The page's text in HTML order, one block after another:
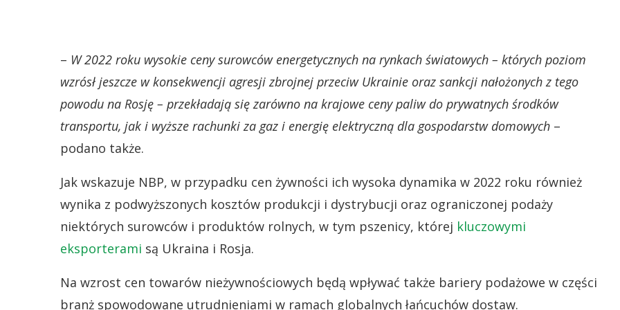
– W 2022 roku wysokie ceny surowców energetycznych na rynkach światowych – których poziom
wzrósł jeszcze w konsekwencji agresji zbrojnej przeciw Ukrainie oraz sankcji nałożonych z tego
powodu na Rosję – przekładają się zarówno na krajowe ceny paliw do prywatnych środków
transportu, jak i wyższe rachunki za gaz i energię elektryczną dla gospodarstw domowych –
podano także.
Jak wskazuje NBP, w przypadku cen żywności ich wysoka dynamika w 2022 roku również
wynika z podwyższonych kosztów produkcji i dystrybucji oraz ograniczonej podaży
niektórych surowców i produktów rolnych, w tym pszenicy, której kluczowymi
eksporterami są Ukraina i Rosja.
Na wzrost cen towarów nieżywnościowych będą wpływać także bariery podażowe w części
branż spowodowane utrudnieniami w ramach globalnych łańcuchów dostaw.